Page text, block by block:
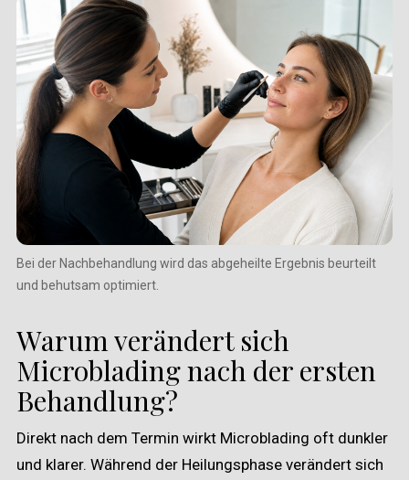
Bei der Nachbehandlung wird das abgeheilte Ergebnis beurteilt
und behutsam optimiert.
Warum verändert sich
Microblading nach der ersten
Behandlung?
Direkt nach dem Termin wirkt Microblading oft dunkler
und klarer. Während der Heilungsphase verändert sich